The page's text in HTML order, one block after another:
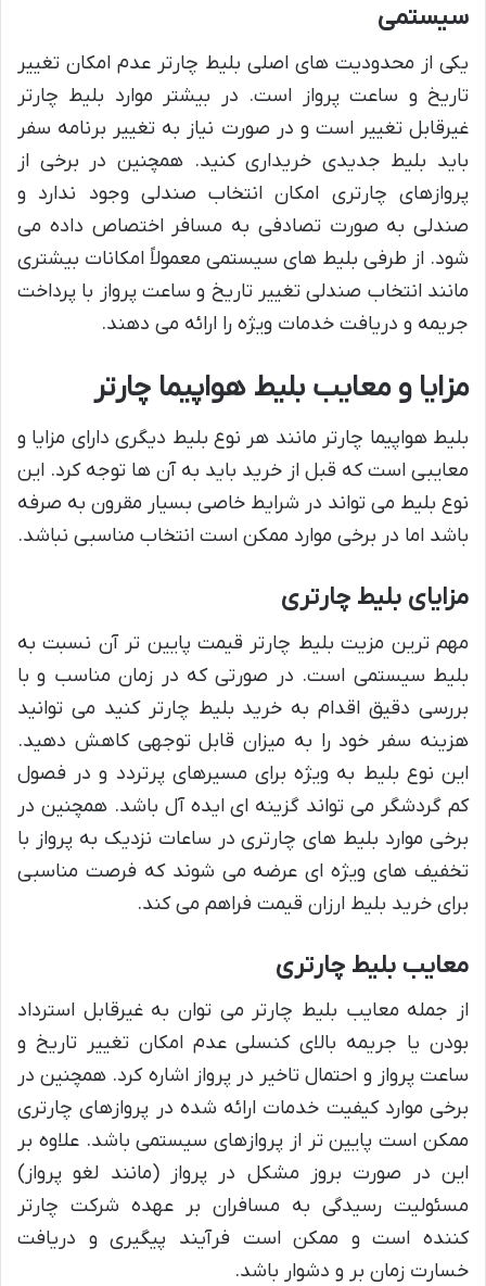
سیستمی
یکی از محدودیت های اصلی بلیط چارتر عدم امکان تغییر
تاریخ و ساعت پرواز است. در بیشتر موارد بلیط چارتر
غیرقابل تغییر است و در صورت نیاز به تغییر برنامه سفر
باید بلیط جدیدی خریداری کنید. همچنین در برخی از
پروازهای چارتری امکان انتخاب صندلی وجود ندارد و
صندلی به صورت تصادفی به مسافر اختصاص داده می
شود. از طرفی بلیط های سیستمی معمولاً امکانات بیشتری
مانند انتخاب صندلی تغییر تاریخ و ساعت پرواز با پرداخت
جریمه و دریافت خدمات ویژه را ارائه می دهند.
مزایا و معایب بلیط هواپیما چارتر
بلیط هواپیما چارتر مانند هر نوع بلیط دیگری دارای مزایا و
معایبی است که قبل از خرید باید به آن ها توجه کرد. این
نوع بلیط می تواند در شرایط خاصی بسیار مقرون به صرفه
باشد اما در برخی موارد ممکن است انتخاب مناسبی نباشد.
مزایای بلیط چارتری
مهم ترین مزیت بلیط چارتر قیمت پایین تر آن نسبت به
بلیط سیستمی است. در صورتی که در زمان مناسب و با
بررسی دقیق اقدام به خرید بلیط چارتر کنید می توانید
هزینه سفر خود را به میزان قابل توجهی کاهش دهید.
این نوع بلیط به ویژه برای مسیرهای پرتردد و در فصول
کم گردشگر می تواند گزینه ای ایده آل باشد. همچنین در
برخی موارد بلیط های چارتری در ساعات نزدیک به پرواز با
تخفیف های ویژه ای عرضه می شوند که فرصت مناسبی
برای خرید بلیط ارزان قیمت فراهم می کند.
معایب بلیط چارتری
از جمله معایب بلیط چارتر می توان به غیرقابل استرداد
بودن یا جریمه بالای کنسلی عدم امکان تغییر تاریخ و
ساعت پرواز و احتمال تاخیر در پرواز اشاره کرد. همچنین در
برخی موارد کیفیت خدمات ارائه شده در پروازهای چارتری
ممکن است پایین تر از پروازهای سیستمی باشد. علاوه بر
این در صورت بروز مشکل در پرواز (مانند لغو پرواز)
مسئولیت رسیدگی به مسافران بر عهده شرکت چارتر
کننده است و ممکن است فرآیند پیگیری و دریافت
خسارت زمان بر و دشوار باشد.